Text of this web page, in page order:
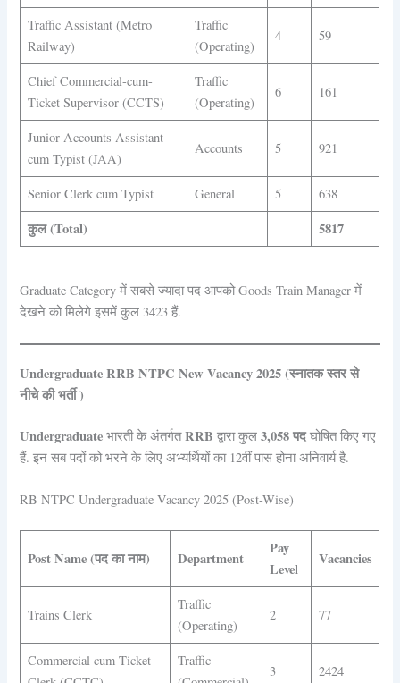
Traffic Assistant (Metro
Railway)
Traffic
(Operating)
4 59
Chief Commercial-cum-
Ticket Supervisor (CCTS)
Traffic
(Operating)
6 161
Junior Accounts Assistant
cum Typist (JAA)
Accounts 5 921
Senior Clerk cum Typist General 5 638
कुल (Total) 5817
Graduate Category में सबसे ज्यादा पद आपको Goods Train Manager में
देखने को मिलेगे इसमें कुल 3423 हैं.
Undergraduate RRB NTPC New Vacancy 2025 (स्नातक स्तर से
नीचे की भर्ती )
Undergraduate भारती के अंतर्गतRRB द्वारा कुल3,058 पदघोषित किए गए
हैं. इन सब पदों को भरने के लिए अभ्यर्थियों का 12वीं पास होना अनिवार्य है.
RB NTPC Undergraduate Vacancy 2025 (Post-Wise)
Post Name (पद का नाम) Department
Pay
Level
Vacancies
Trains Clerk
Traffic
(Operating)
2 77
Commercial cum Ticket
Traffic
3 2424